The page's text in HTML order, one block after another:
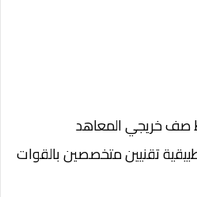
صف خريجي المعاهد
تقنيين متخصصين بالقوات